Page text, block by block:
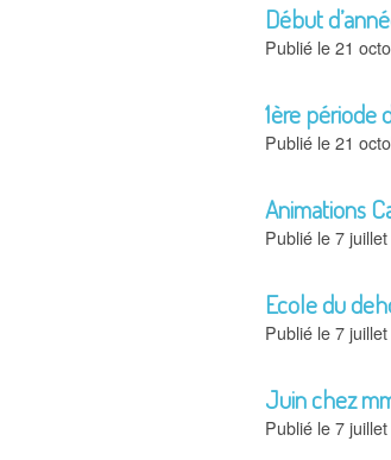
Début
21
1ère période
21
Animations
7
Ecole du
7
Juin chez
7